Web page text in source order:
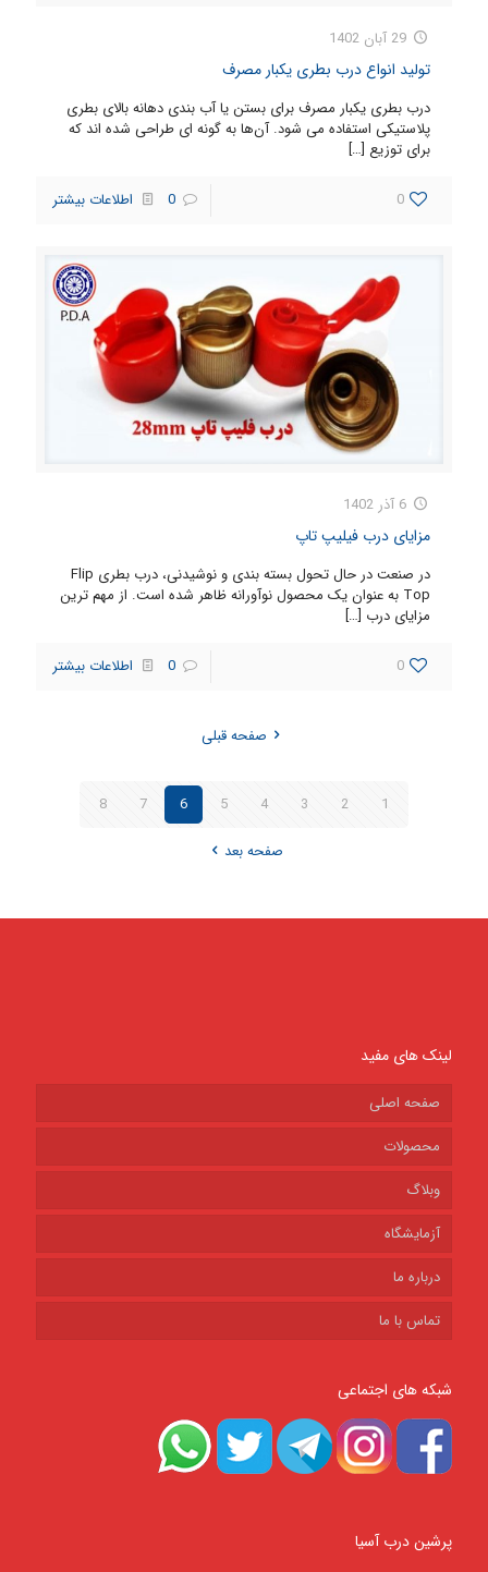
29 آبان 1402
تولید انواع درب بطری یکبار مصرف
درب بطری یکبار مصرف برای بستن یا آب بندی دهانه بالای بطری
پلاستیکی استفاده می شود. آن‌ها به گونه ای طراحی شده اند که
برای توزیع […]
0
0 اطلاعات بیشتر
6 آذر 1402
مزایای درب فیلیپ تاپ
در صنعت در حال تحول بسته بندی و نوشیدنی، درب بطری Flip
Top به عنوان یک محصول نوآورانه ظاهر شده است. از مهم ترین
مزایای درب […]
0
0 اطلاعات بیشتر
صفحه قبلی
1
2
3
4
5
6
7
8
صفحه بعد
لینک های مفید
صفحه اصلی
محصولات
وبلاگ
آزمایشگاه
درباره ما
تماس با ما
شبکه های اجتماعی
پرشین درب آسیا